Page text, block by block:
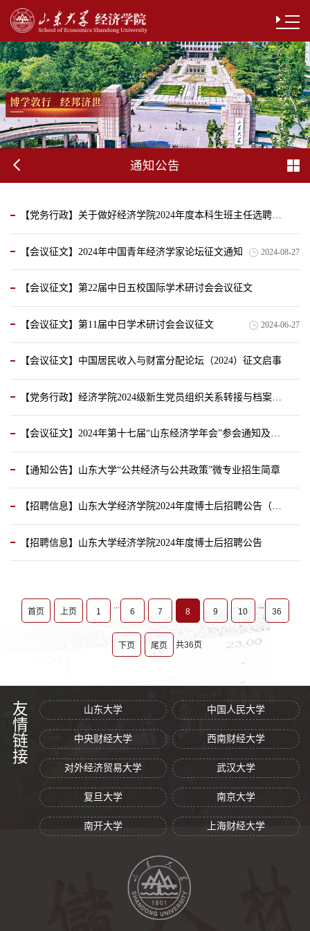
通知公告
【党务行政】关于做好经济学院2024年度本科生班主任选聘工作的通知
【会议征文】2024年中国青年经济学家论坛征文通知 2024-08-27
【会议征文】第22届中日五校国际学术研讨会会议征文
【会议征文】第11届中日学术研讨会会议征文 2024-06-27
【会议征文】中国居民收入与财富分配论坛（2024）征文启事
【会议征文】2024年第十七届“山东经济学年会”参会通知及论文入选名单发布
【通知公告】山东大学“公共经济与公共政策”微专业招生简章
【招聘信息】山东大学经济学院2024年度博士后招聘公告（二）
【招聘信息】山东大学经济学院2024年度博士后招聘公告
首页
上页 1 6 7 8 9 10 36
下页 尾页 共36页
友情链接 山东大学 中国人民大学
中央财经大学 西南财经大学
对外经济贸易大学 武汉大学
复旦大学 南京大学
南开大学 上海财经大学